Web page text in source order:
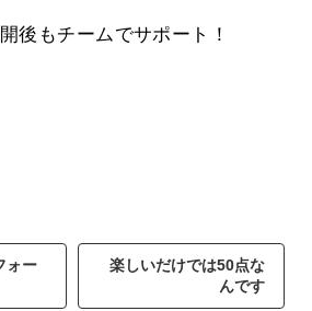
後もチームでサポート！
ォー
楽しいだけでは50点な
んです